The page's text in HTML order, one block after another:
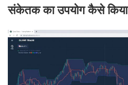
संकेतक का उपयोग कैसे किया